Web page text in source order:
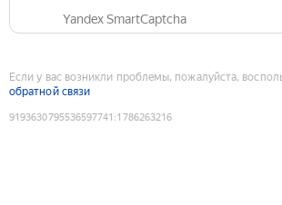
Yandex SmartCaptcha
Если у вас возникли проблемы, пожалуйста,
обратной связи
9193630795536597741 :1786263216